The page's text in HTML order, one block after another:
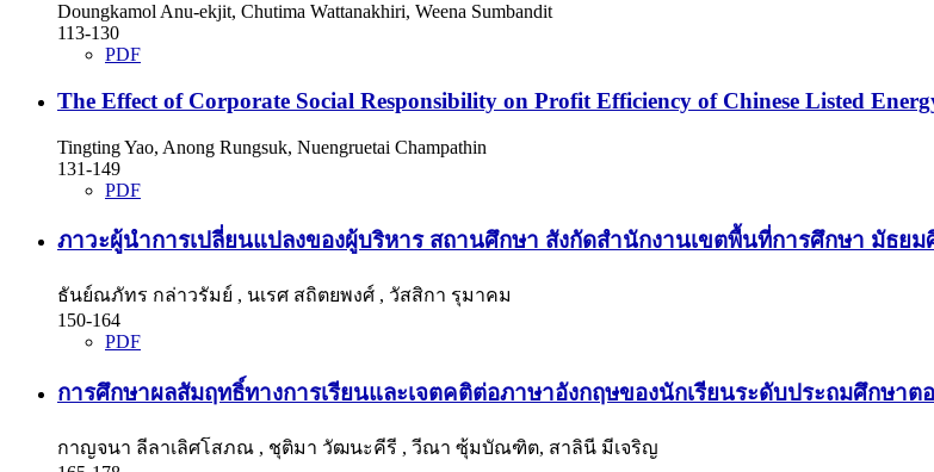
Doungkamol Anu-ekjit, Chutima Wattanakhiri, Weena Sumbandit
113-130
PDF
The Effect of Corporate Social Responsibility on Profit Efficiency of Chinese Listed
Tingting Yao, Anong Rungsuk, Nuengruetai Champathin
131-149
PDF
ภาวะผู้นำการเปลี่ยนแปลงของผู้บริหาร สถานศึกษา สังกัดสำนักงานเขตพื้นที่การศึกษา มัธยม
ธันย์ณภัทร กล่าวรัมย์ , นเรศ สถิตยพงศ์ , วัสสิกา รุมาคม
150-164
PDF
การศึกษาผลสัมฤทธิ์ทางการเรียนและเจตคติต่อภาษาอังกฤษของนักเรียนระดับประถมศึกษา
กาญจนา ลีลาเลิศโสภณ , ชุติมา วัฒนะคีรี , วีณา ซุ้มบัณฑิต, สาลินี มีเจริญ